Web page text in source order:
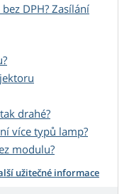
DPH? Zasílání
drahé?
více typů lamp?
modulu?
užitečné informace